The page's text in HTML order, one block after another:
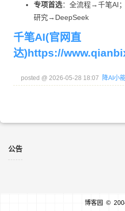
专项首选：全流程→千笔AI
研究→DeepSeek
千笔AI(官网直
达)https://
posted @ 2026-05-28 18:07 降AI小
公告
博客园 ©